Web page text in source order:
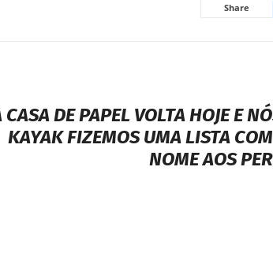
Share
CASA DE PAPEL VOLTA HOJE E
KAYAK FIZEMOS UMA LISTA
NOME AOS